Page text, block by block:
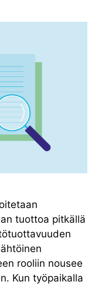
tuottoa pitkällä
rooliin nousee
Kun työpaikalla